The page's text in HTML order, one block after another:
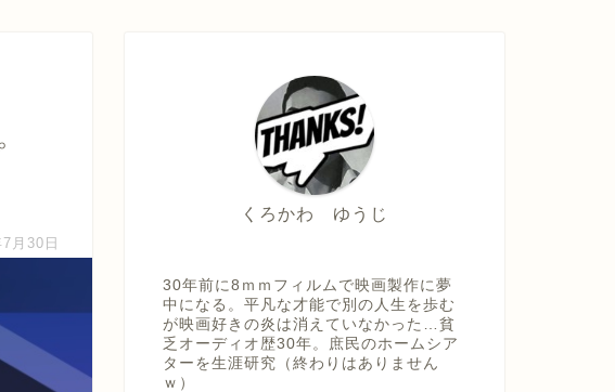
月30日
くろかわ ゆうじ
30年前に8ｍｍフィルムで映画製作に夢
中になる。平凡な才能で別の人生を歩む
が映画好きの炎は消えていなかった…貧
乏オーディオ歴30年。庶民のホームシア
ターを生涯研究（終わりはありません
ｗ）